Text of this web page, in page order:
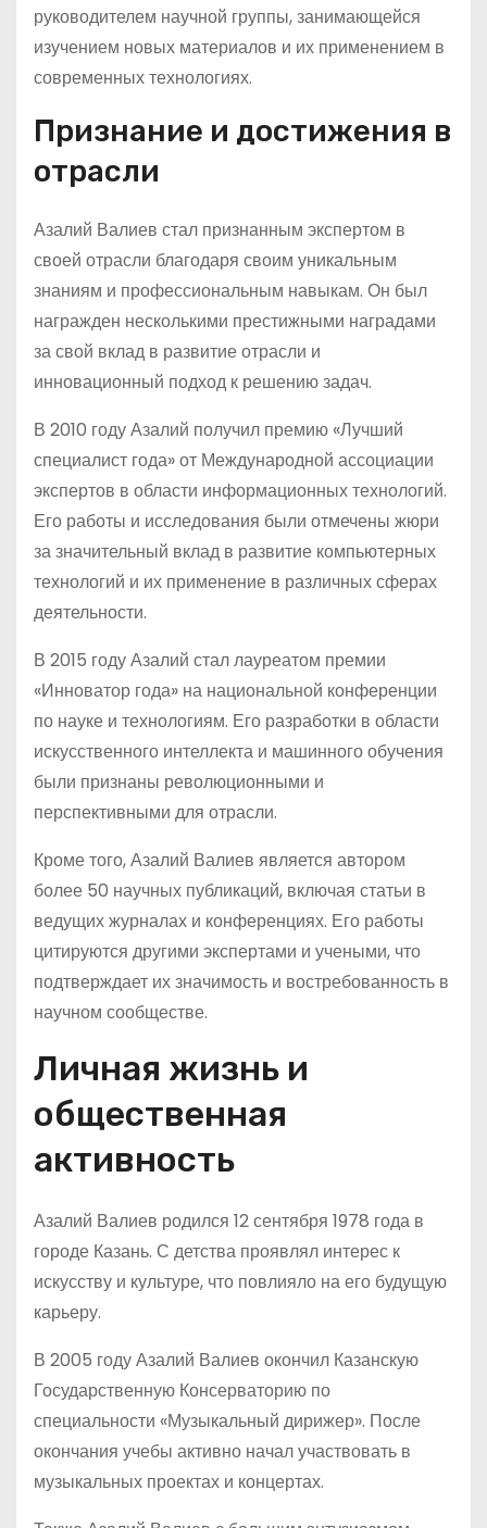
руководителем научной группы, занимающейся
изучением новых материалов и их применением в
современных технологиях.
Признание и достижения в
отрасли
Азалий Валиев стал признанным экспертом в
своей отрасли благодаря своим уникальным
знаниям и профессиональным навыкам. Он был
награжден несколькими престижными наградами
за свой вклад в развитие отрасли и
инновационный подход к решению задач.
В 2010 году Азалий получил премию «Лучший
специалист года» от Международной ассоциации
экспертов в области информационных технологий.
Его работы и исследования были отмечены жюри
за значительный вклад в развитие компьютерных
технологий и их применение в различных сферах
деятельности.
В 2015 году Азалий стал лауреатом премии
«Инноватор года» на национальной конференции
по науке и технологиям. Его разработки в области
искусственного интеллекта и машинного обучения
были признаны революционными и
перспективными для отрасли.
Кроме того, Азалий Валиев является автором
более 50 научных публикаций, включая статьи в
ведущих журналах и конференциях. Его работы
цитируются другими экспертами и учеными, что
подтверждает их значимость и востребованность в
научном сообществе.
Личная жизнь и
общественная
активность
Азалий Валиев родился 12 сентября 1978 года в
городе Казань. С детства проявлял интерес к
искусству и культуре, что повлияло на его будущую
карьеру.
В 2005 году Азалий Валиев окончил Казанскую
Государственную Консерваторию по
специальности «Музыкальный дирижер». После
окончания учебы активно начал участвовать в
музыкальных проектах и концертах.